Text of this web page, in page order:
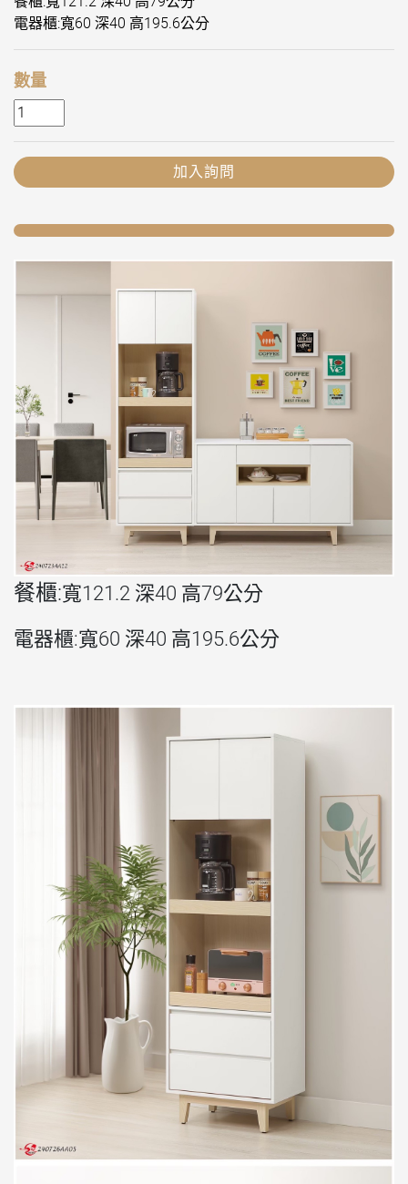
電器櫃:寬60 深40 高195.6公分
數量
加入詢問
餐櫃:寬121.2 深40 高79公分
電器櫃:寬60 深40 高195.6公分